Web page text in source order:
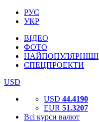
РУС
УКР
ВІДЕО
ФОТО
НАЙПОПУЛЯРНІШІ
СПЕЦПРОЕКТИ
USD
USD 44.4190
EUR 51.3207
Всі курси валют